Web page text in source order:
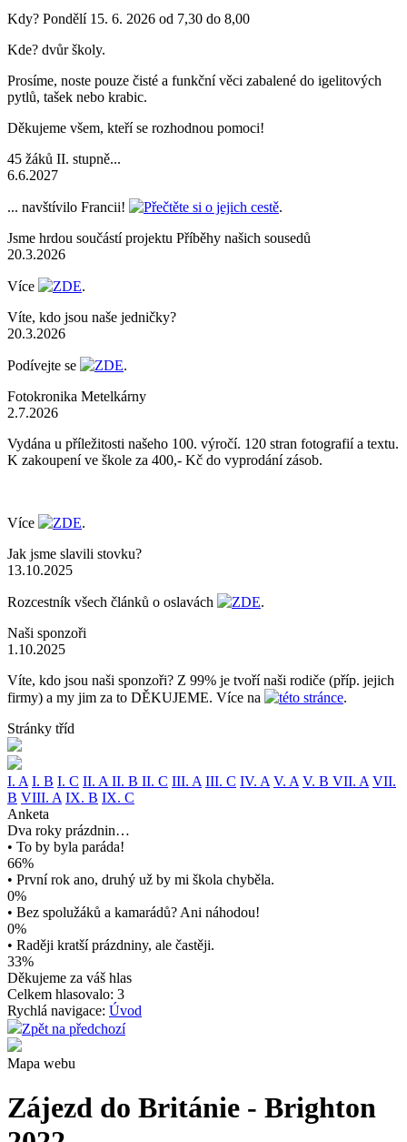
Kdy? Pondělí 15. 6. 2026 od 7,30 do 8,00
Kde? dvůr školy.
Prosíme, noste pouze čisté a funkční věci zabalené do igelitových
pytlů, tašek nebo krabic.
Děkujeme všem, kteří se rozhodnou pomoci!
45 žáků II. stupně...
6.6.2027
... navštívilo Francii! Přečtěte si o jejich cestě.
Jsme hrdou součástí projektu Příběhy našich sousedů
20.3.2026
Více ZDE.
Víte, kdo jsou naše jedničky?
20.3.2026
Podívejte se ZDE.
Fotokronika Metelkárny
2.7.2026
Vydána u příležitosti našeho 100. výročí. 120 stran fotografií a textu.
K zakoupení ve škole za 400,- Kč do vyprodání zásob.
Více ZDE.
Jak jsme slavili stovku?
13.10.2025
Rozcestník všech článků o oslavách ZDE.
Naši sponzoři
1.10.2025
Víte, kdo jsou naši sponzoři? Z 99% je tvoří naši rodiče (příp. jejich
firmy) a my jim za to DĚKUJEME. Více na
této stránce.
Stránky tříd
I. A I. B I. C II. A II. B II. C III. A III. C IV. A V. A V. B VII. A VII.
B VIII. A IX. B IX. C
Anketa
Dva roky prázdnin…
• To by byla paráda!
66%
• První rok ano, druhý už by mi škola chyběla.
0%
• Bez spolužáků a kamarádů? Ani náhodou!
0%
• Raději kratší prázdniny, ale častěji.
33%
Děkujeme za váš hlas
Celkem hlasovalo: 3
Rychlá navigace: Úvod
Zpět na předchozí
Mapa webu
Zájezd do Británie - Brighton